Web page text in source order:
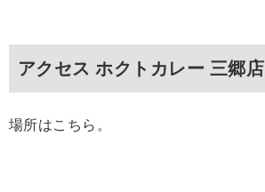
アクセス ホクトカレー 三郷店
場所はこちら。